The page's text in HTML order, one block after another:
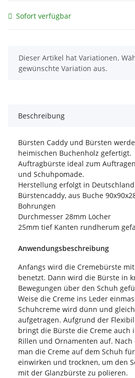
Sofort verfügbar
x
Dieser Artikel hat Variationen.
gewünschte Variation aus.
Beschreibung
Bürsten Caddy und Bürsten
heimischen Buchenholz gefertigt.
Auftragbürste ideal zum
und Schuhpomade.
Herstellung erfolgt in
Bürstencaddy, aus Buche
Bohrungen
Durchmesser 28mm Löcher
25mm tief Kanten rundherum
Anwendungsbeschreibung
Anfangs wird die Cremebürste
benetzt. Dann wird die Bürste in
Bewegungen über den Schuh
Weise die Creme ins Leder
Schuhcreme wird dünn und
aufgetragen. Aufgrund der
bringt die Bürste die Creme auch
Rillen und Ornamenten auf.
man die Creme auf dem Schuh
einwirken und trocknen, um den
mit der Glanzbürste zu polieren.